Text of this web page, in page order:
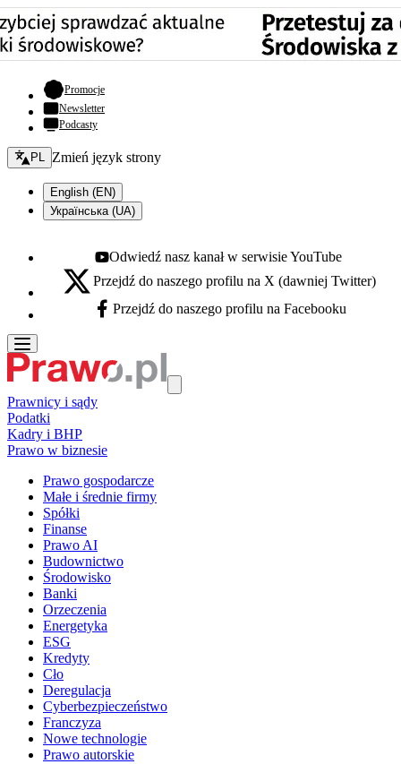
Promocje- otwiera się w nowej karcie
Newsletter
Podcasty
Zmień język - bieżący:
PL Zmień język strony
English (EN)
Українська (UA)
Youtube - otwiera się w nowej karcie
Odwiedź nasz kanał w serwisie YouTube
X - otwiera się w nowej karcie
Przejdź do naszego profilu na X (dawniej Twitter)
Facebook - otwiera się w nowej karcie
Przejdź do naszego profilu na Facebooku
Prawnicy i sądy
Podatki
Kadry i BHP
Prawo w biznesie
Prawo gospodarcze
Małe i średnie firmy
Spółki
Finanse
Prawo AI
Budownictwo
Środowisko
Banki
Orzeczenia
Energetyka
ESG
Kredyty
Cło
Deregulacja
Cyberbezpieczeństwo
Franczyza
Nowe technologie
Prawo autorskie